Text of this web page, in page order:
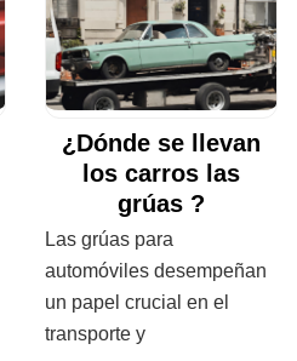
¿Dónde se llevan
los carros las
grúas ?
Las grúas para
automóviles desempeñan
un papel crucial en el
transporte y